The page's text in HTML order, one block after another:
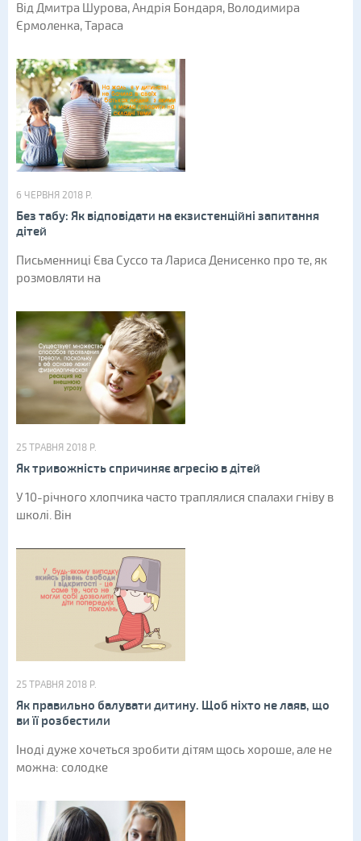
Від Дмитра Шурова, Андрія Бондаря, Володимира
Єрмоленка, Тараса
6 ЧЕРВНЯ 2018 Р.
Без табу: Як відповідати на екзистенційні запитання
дітей
Письменниці Єва Суссо та Лариса Денисенко про те, як
розмовляти на
25 ТРАВНЯ 2018 Р.
Як тривожність спричиняє агресію в дітей
У 10-річного хлопчика часто траплялися спалахи гніву в
школі. Він
25 ТРАВНЯ 2018 Р.
Як правильно балувати дитину. Щоб ніхто не лаяв, що
ви її розбестили
Іноді дуже хочеться зробити дітям щось хороше, але не
можна: солодке